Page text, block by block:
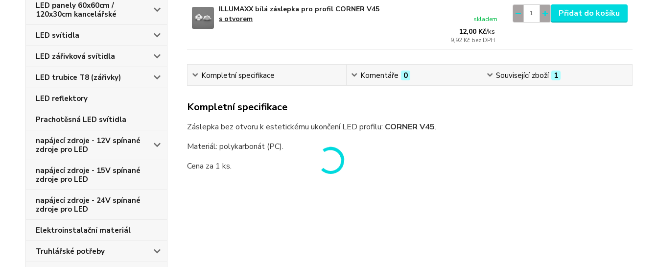
LED panely 60x60cm /
120x30cm kancelářské
LED svítidla
LED zářivková svítidla
LED trubice T8 (zářivky)
LED reflektory
Prachotěsná LED svítidla
napájecí zdroje - 12V spínané
zdroje pro LED
napájecí zdroje - 15V spínané
zdroje pro LED
napájecí zdroje - 24V spínané
zdroje pro LED
Elektroinstalační materiál
Truhlářské potřeby
ILLUMAXX bílá záslepka pro profil CORNER V45
s otvorem
12,00 Kč/ks
9,92 Kč bez DPH
skladem
Přidat do košíku
Kompletní specifikace Komentáře 0 Související zboží 1
Kompletní specifikace
Záslepka bez otvoru k estetickému ukončení LED profilu: CORNER V45.
Materiál: polykarbonát (PC).
Cena za 1 ks.